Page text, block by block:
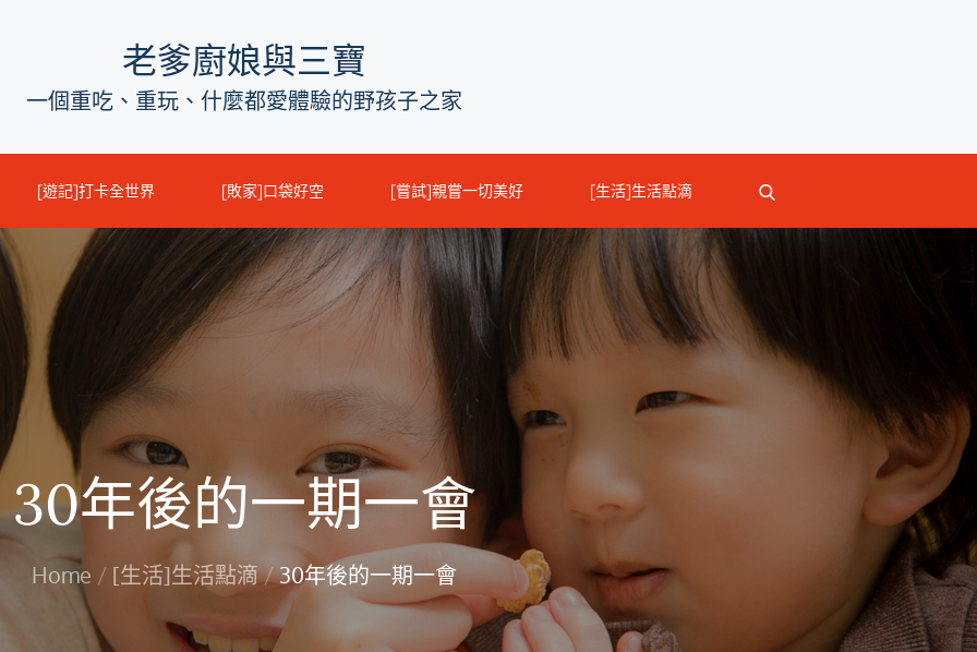
老爹廚娘與三寶
一個重吃、重玩、什麼都愛體驗的野孩子之家
[遊記]打卡全世界 [敗家]口袋好空 [嘗試]親嘗一切美好 [生活]生活點滴
30年後的一期一會
Home [生活]生活點滴 30年後的一期一會